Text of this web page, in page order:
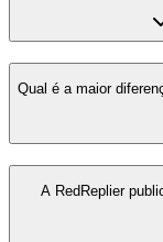
Qual é a maior
A RedReplier